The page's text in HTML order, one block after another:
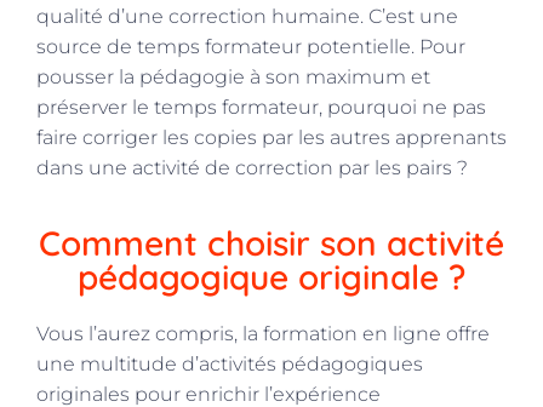
qualité d’une correction humaine. C’est une
source de temps formateur potentielle. Pour
pousser la pédagogie à son maximum et
préserver le temps formateur, pourquoi ne pas
faire corriger les copies par les autres apprenants
dans une activité de correction par les pairs ?
Comment choisir son activité
pédagogique originale ?
Vous l’aurez compris, la formation en ligne offre
une multitude d’activités pédagogiques
originales pour enrichir l’expérience